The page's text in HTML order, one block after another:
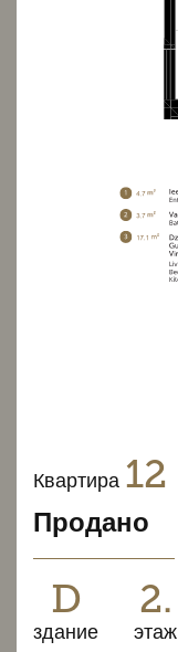
Квартира 12
Продано
D
здание
2.
этаж